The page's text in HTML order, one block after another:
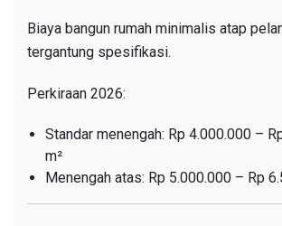
Biaya bangun rumah minimalis atap
tergantung spesifikasi.
Perkiraan 2026:
Standar menengah: Rp 4.000.000 –
m²
Menengah atas: Rp 5.000.000 – Rp